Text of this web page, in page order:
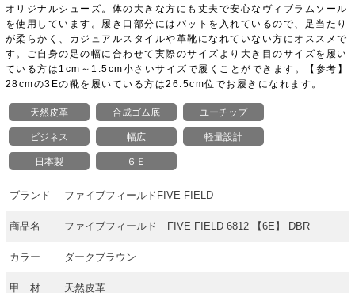
オリジナルシューズ。体の大きな方にも丈夫で安心なヴィブラムソール
を使用しています。履き口部分にはパットを入れているので、足当たり
が柔らかく、カジュアルスタイルや革靴になれていない方にオススメで
す。ご自身の足の幅に合わせて実際のサイズより大き目のサイズを履い
ている方は1cm～1.5cm小さいサイズで履くことができます。【参考】
28cmの3Eの靴を履いている方は26.5cm位でお履きになれます。
天然皮革 合成ゴム底 ユーチップ
ビジネス 幅広 軽量設計
日本製 ６Ｅ
ブランド ファイブフィールドFIVE FIELD
商品名 ファイブフィールド FIVE FIELD 6812 【6E】 DBR
カラー ダークブラウン
甲 材 天然皮革